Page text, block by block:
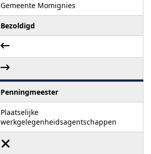
Gemeente Momignies
Bezoldigd
Penningmeester
Plaatselijke
werkgelegenheidsagentschappen